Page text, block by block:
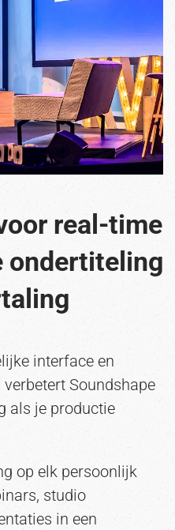
real-time
ondertiteling
interface en
Soundshape
als je productie
op elk persoonlijk
studio
in een